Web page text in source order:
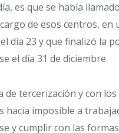
es que se había
de esos centros, en
día 23 y que finalizó la
el día 31 de diciembre.
de tercerización y con
hacía imposible a
y cumplir con las